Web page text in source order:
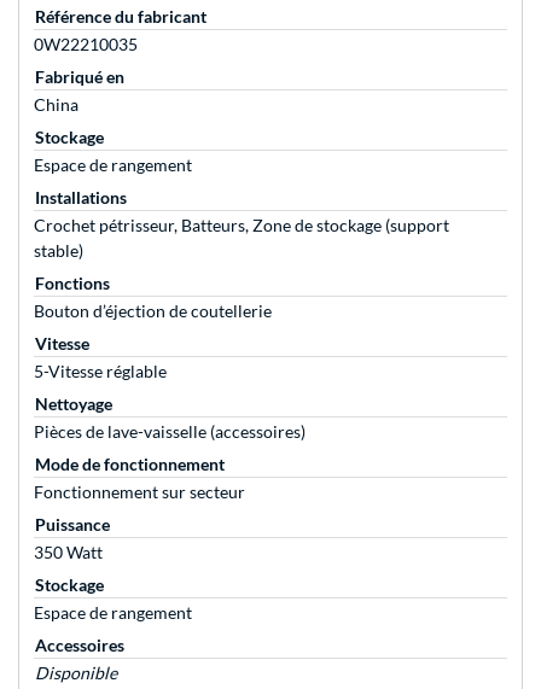
Référence du fabricant
0W22210035
Fabriqué en
China
Stockage
Espace de rangement
Installations
Crochet pétrisseur, Batteurs, Zone de stockage (support
stable)
Fonctions
Bouton d’éjection de coutellerie
Vitesse
5-Vitesse réglable
Nettoyage
Pièces de lave-vaisselle (accessoires)
Mode de fonctionnement
Fonctionnement sur secteur
Puissance
350 Watt
Stockage
Espace de rangement
Accessoires
Disponible